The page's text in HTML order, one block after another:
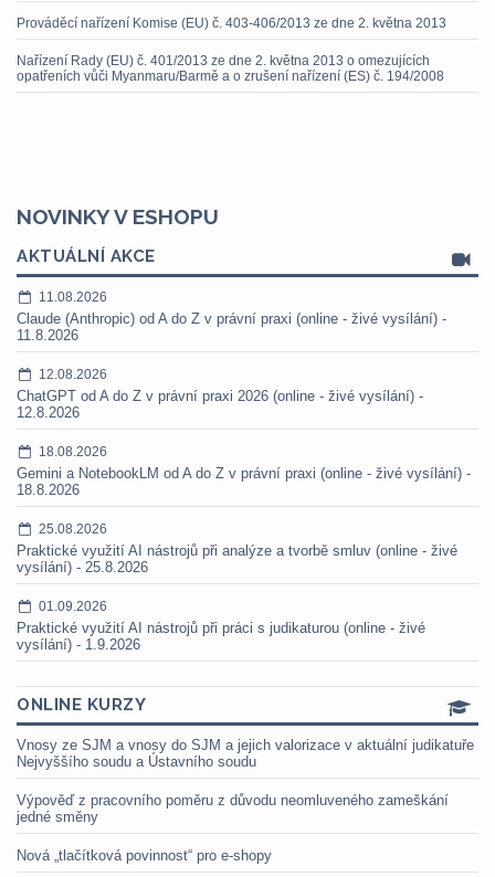
Prováděcí nařízení Komise (EU) č. 403-406/2013 ze dne 2. května 2013
Nařízení Rady (EU) č. 401/2013 ze dne 2. května 2013 o omezujících
opatřeních vůči Myanmaru/Barmě a o zrušení nařízení (ES) č. 194/2008
NOVINKY V ESHOPU
AKTUÁLNÍ AKCE
11.08.2026
Claude (Anthropic) od A do Z v právní praxi (online - živé vysílání) -
11.8.2026
12.08.2026
ChatGPT od A do Z v právní praxi 2026 (online - živé vysílání) -
12.8.2026
18.08.2026
Gemini a NotebookLM od A do Z v právní praxi (online - živé vysílání) -
18.8.2026
25.08.2026
Praktické využití AI nástrojů při analýze a tvorbě smluv (online - živé
vysílání) - 25.8.2026
01.09.2026
Praktické využití AI nástrojů při práci s judikaturou (online - živé
vysílání) - 1.9.2026
ONLINE KURZY
Vnosy ze SJM a vnosy do SJM a jejich valorizace v aktuální judikatuře
Nejvyššího soudu a Ústavního soudu
Výpověď z pracovního poměru z důvodu neomluveného zameškání
jedné směny
Nová „tlačítková povinnost“ pro e-shopy